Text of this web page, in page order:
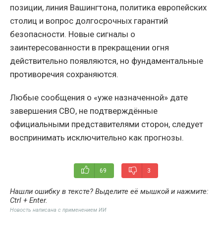
позиции, линия Вашингтона, политика европейских
столиц и вопрос долгосрочных гарантий
безопасности. Новые сигналы о
заинтересованности в прекращении огня
действительно появляются, но фундаментальные
противоречия сохраняются.
Любые сообщения о «уже назначенной» дате
завершения СВО, не подтверждённые
официальными представителями сторон, следует
воспринимать исключительно как прогнозы.
69 3
Нашли ошибку в тексте? Выделите её мышкой и нажмите:
Ctrl + Enter.
Новость написана с применением ИИ